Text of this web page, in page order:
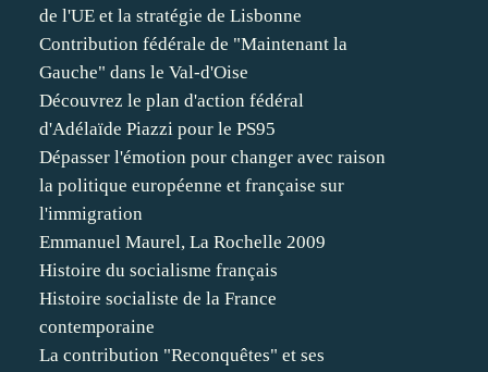
de l'UE et la stratégie de Lisbonne
Contribution fédérale de "Maintenant la
Gauche" dans le Val-d'Oise
Découvrez le plan d'action fédéral
d'Adélaïde Piazzi pour le PS95
Dépasser l'émotion pour changer avec raison
la politique européenne et française sur
l'immigration
Emmanuel Maurel, La Rochelle 2009
Histoire du socialisme français
Histoire socialiste de la France
contemporaine
La contribution "Reconquêtes" et ses